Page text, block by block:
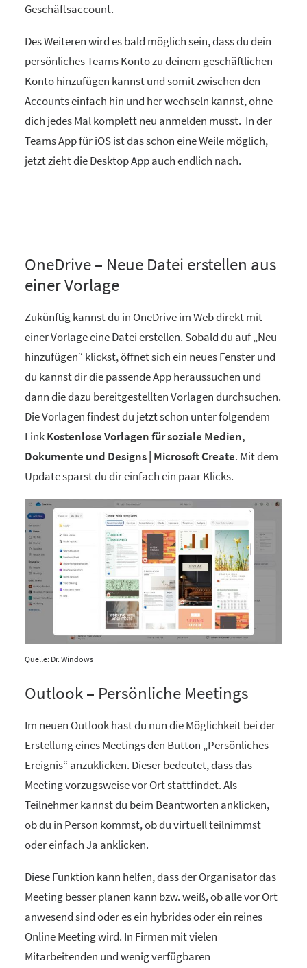
Geschäftsaccount.
Des Weiteren wird es bald möglich sein, dass du dein
persönliches Teams Konto zu deinem geschäftlichen
Konto hinzufügen kannst und somit zwischen den
Accounts einfach hin und her wechseln kannst, ohne
dich jedes Mal komplett neu anmelden musst. In der
Teams App für iOS ist das schon eine Weile möglich,
jetzt zieht die Desktop App auch endlich nach.
OneDrive – Neue Datei erstellen aus
einer Vorlage
Zukünftig kannst du in OneDrive im Web direkt mit
einer Vorlage eine Datei erstellen. Sobald du auf „Neu
hinzufügen“ klickst, öffnet sich ein neues Fenster und
du kannst dir die passende App heraussuchen und
dann die dazu bereitgestellten Vorlagen durchsuchen.
Die Vorlagen findest du jetzt schon unter folgendem
LinkKostenlose Vorlagen für soziale Medien,
Dokumente und Designs | Microsoft Create. Mit dem
Update sparst du dir einfach ein paar Klicks.
Quelle: Dr. Windows
Outlook – Persönliche Meetings
Im neuen Outlook hast du nun die Möglichkeit bei der
Erstellung eines Meetings den Button „Persönliches
Ereignis“ anzuklicken. Dieser bedeutet, dass das
Meeting vorzugsweise vor Ort stattfindet. Als
Teilnehmer kannst du beim Beantworten anklicken,
ob du in Person kommst, ob du virtuell teilnimmst
oder einfach Ja anklicken.
Diese Funktion kann helfen, dass der Organisator das
Meeting besser planen kann bzw. weiß, ob alle vor Ort
anwesend sind oder es ein hybrides oder ein reines
Online Meeting wird. In Firmen mit vielen
Mitarbeitenden und wenig verfügbaren